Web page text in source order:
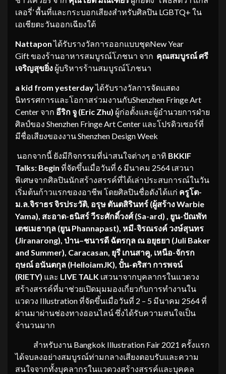
เลอรี่’ พื้นที่และกระบอกเสียงสำหรับศิลปิน LGBTQ+ ใน
เอเชียตะวันออกเฉียงใต้
Nattapon ได้รับรางวัลการออกแบบชุดNew Year
Gift ของร้านอาหารสมบูรณ์โภชนา จาก คุณสมบูรณ์ ศรี
เจริญสุขยิ่ง ผู้บริหารร้านสมบูรณ์โภชนา
a kid from yesterdayได้รับรางวัลการจัดแสดง
นิทรรศการและโอกาสร่วมงานกับShenzhen Fringe Art
Center จาก อีริก จู (Eric Zhu) ผู้ก่อตั้งและผู้อำนวยการฝ่าย
ศิลป์ของ Shenzhen Fringe Art Center และโปรดิวเซอร์ที่
มีชื่อเสียงของงาน Shenzhen Design Week
นอกจากนี้ ยังมีกิจกรรมที่น่าสนใจต่างๆ อาทิ BKKIF
Talks: Begin ที่จัดขึ้นเมื่อวันที่ 6 มีนาคม 2564 เสวนา
พิเศษจากศิลปินนักสร้างสรรค์ที่ได้เล่าประสบการณ์ในวัน
เริ่มต้นก้าวแรกของอาชีพ โดยศิลปินชื่อดังได้แก่ ครูโต-
ม.ล.จิราธร จิรประวัติ , อรุษ ตันตสิรินทร์ (ผู้สร้าง Warbie
Yama), สะอาด-ธนิสร์ วีระศักดิ์วงศ์ (Sa-ard) , ยูน-ปัณพัท
เตชเมธากุล (ยูน Phannapast), หมี-จิรณรงค์ วงษ์สุนทร
(Jiranarong), ป่าน–ชนารดี ฉัตรกุล ณ อยุธยา (Juli Baker
and Summer), Caracasan, ยุรี เกนสาคู, เหนือ-จักรก
ฤษณ์ อนันตกุล (HelloiamJK), ปั๋น-ดริสา การพจน์
(RIETY) และ LIVE TALK เสวนาจากบุคลากรในแวดวง
สร้างสรรค์ที่มาช่วยเปิดมุมมองเกี่ยวกับการทำงานใน
แวดวง Illustration ที่จัดขึ้นเมื่อวันที่ 2 – 5 มีนาคม 2564 ที่
ผ่านมาผ่านช่องทางออนไลน์ ซึ่งได้รับความสนใจเป็น
จำนวนมาก
สำหรับงาน Bangkok Illustration Fair 2021 ครั้งแรก
ได้จบลงอย่างสมบูรณ์ท่ามกลางเสียงตอบรับและความ
สนใจจากทั้งบุคลากรในแวดวงสร้างสรรค์และบุคคล